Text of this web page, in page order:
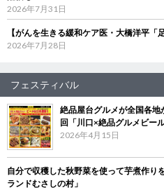
2026年7月31日
【がんを生きる緩和ケア医・大橋洋平「
2026年7月28日
フェスティバル
絶品屋台グルメが全国各
回「川口×絶品グルメビー
2026年4月15日
自分で収穫した秋野菜を使って芋煮作
ランドむさしの村」